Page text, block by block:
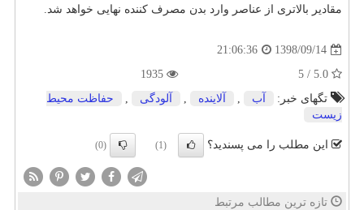
مقادیر بالاتری از عناصر وارد بدن مصرف كننده نهایی خواهد شد.
1398/09/14
21:06:36
تگهای خبر:
آب , آلاینده , آلودگی ,
حفاظت محیط
زیست
این مطلب را می پسندید؟ (1)
(0)
تازه ترین مطالب مرتبط